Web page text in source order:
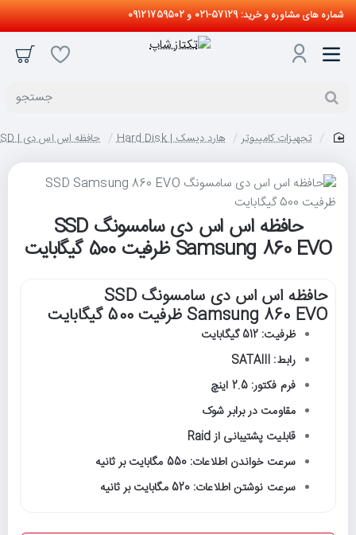
شماره های مشاوره و خرید: 57129-021 و 09121759502
جستجو
تجهیزات کامپیوتر هارد دیسک | Hard Disk حافظه اس اس دی | SSD
حافظه اس اس دی سامسونگ SSD
Samsung 860 EVO ظرفیت 500 گیگابایت
حافظه اس اس دی سامسونگ SSD
Samsung 860 EVO ظرفیت 500 گیگابایت
ظرفیت: 512 گیگابایت
رابط: SATAIII
فرم فکتور: 2.5 اینچ
مقاومت در برابر شوک
قابلیت پشتیبانی از Raid
سرعت خواندن اطلاعات: 550 مگابایت بر ثانیه
سرعت نوشتن اطلاعات: 520 مگابایت بر ثانیه